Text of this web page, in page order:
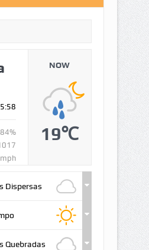
84%
NOW
19℃
Dispersas
Quebradas